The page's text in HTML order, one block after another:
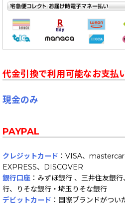
代金引換で利用可能なお支払
現金のみ
PAYPAL
クレジットカード ：VISA、
EXPRESS、DISCOVER
銀行口座 ：みずほ銀行 、三井住友銀
行、りそな銀行・埼玉りそな銀行
デビットカード ：国際ブランドがつ